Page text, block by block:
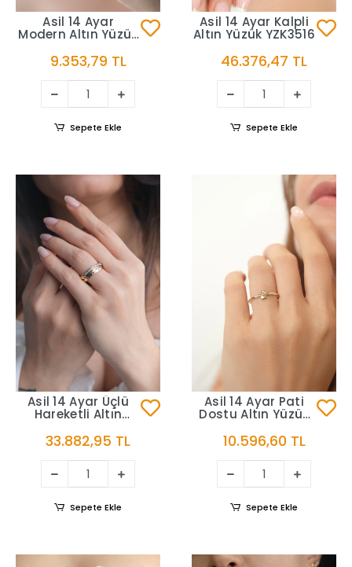
Asil 14 Ayar
Modern Altın Yüzük
9.353,79 TL
Sepete Ekle
Asil 14 Ayar Kalpli
Altın Yüzük YZK3516
46.376,47 TL
Sepete Ekle
Asil 14 Ayar Üçlü
Hareketli Altın
33.882,95 TL
Sepete Ekle
Asil 14 Ayar Pati
Dostu Altın Yüzük
10.596,60 TL
Sepete Ekle